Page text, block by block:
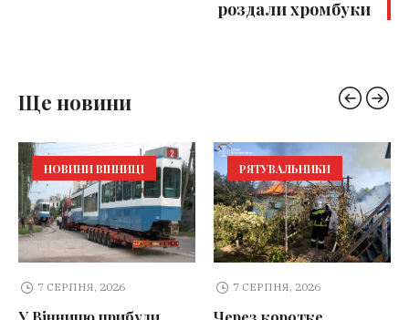
роздали хромбуки
Ще новини
НОВИНИ ВІННИЦІ
7 СЕРПНЯ, 2026
РЯТУВАЛЬНИКИ
7 СЕРПНЯ, 2026